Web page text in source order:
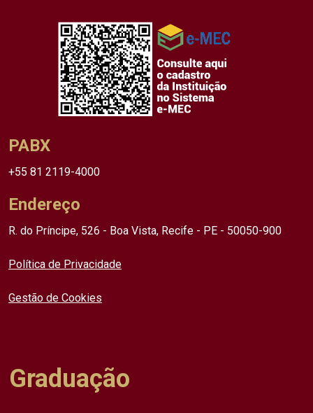
PABX
+55 81 2119-4000
Endereço
R. do Príncipe, 526 - Boa Vista, Recife - PE - 50050-900
Política de Privacidade
Gestão de Cookies
Graduação